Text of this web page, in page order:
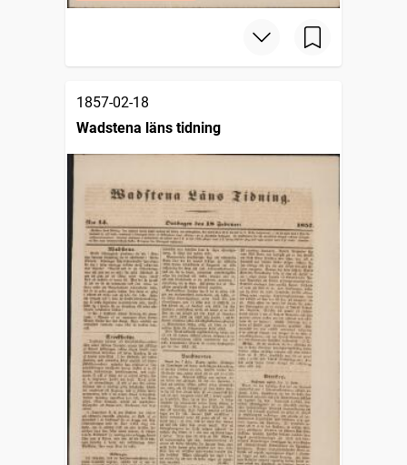
1857-02-18
Wadstena läns tidning